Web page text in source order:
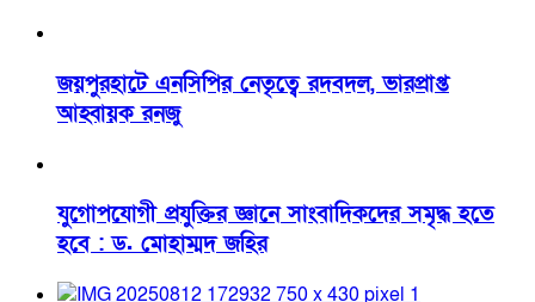
জয়পুরহাটে এনসিপির নেতৃত্বে রদবদল, ভারপ্রাপ্ত
আহ্বায়ক রনজু
যুগোপযোগী প্রযুক্তির জ্ঞানে সাংবাদিকদের সমৃদ্ধ হতে
হবে : ড. মোহাম্মদ জহির